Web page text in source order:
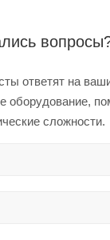
ответят на
оборудование,
сложности.